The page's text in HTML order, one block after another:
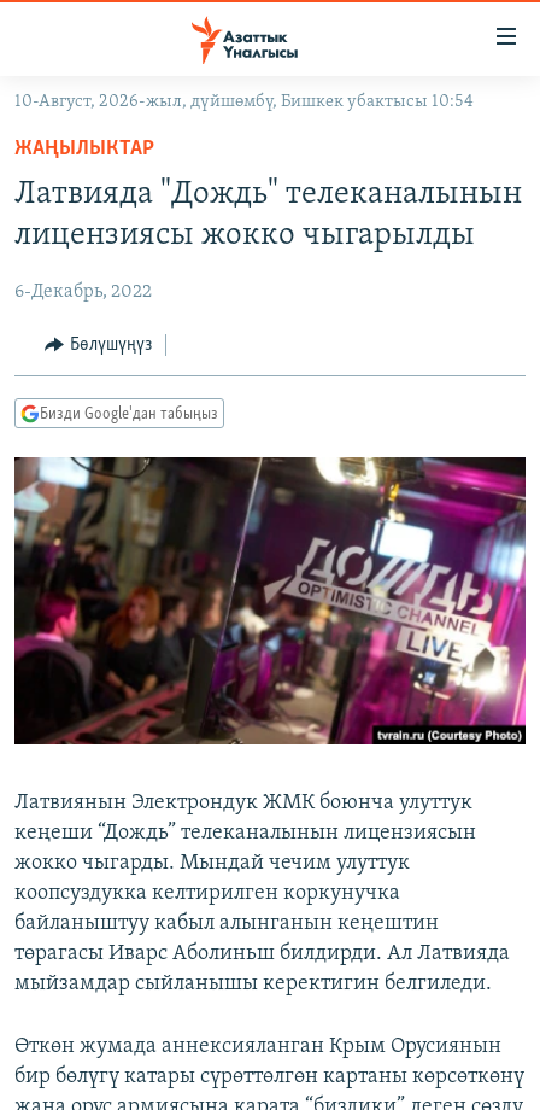
Навигацияга
өтүңүз
Издөөгө
салыңыз
ЭКОНОМИКА
МАДАНИЯТ
БОРБОР АЗИЯ
АТАЙЫН ИЛИКТӨӨ
ТВ ПРОГРАММАЛАР
ЭКСПЕРТТЕР ТАЛДАЙТ
БИЗ ЖАНА ДҮЙНӨ
ДАНИСТЕ
ЭЖЕ-СИҢДИЛЕР
АЗАТТЫК+
ЫҢГАЙСЫЗ СУРООЛОР
ӨЗГӨЧӨ ПИКИР
Русский
ОНЛАЙН ШЕРИНЕ
ЭЕ/АРнун бардык сайттары
10-Август, 2026-жыл, дүйшөмбү, Бишкек убактысы 10:54
ЖАҢЫЛЫКТАР
Латвияда "Дождь" телеканалынын
лицензиясы жокко чыгарылды
6-Декабрь, 2022
Бөлүшүңүз
Бизди Google'дан табыңыз
Латвиянын Электрондук ЖМК боюнча улуттук
кеңеши “Дождь” телеканалынын лицензиясын
жокко чыгарды. Мындай чечим улуттук
коопсуздукка келтирилген коркунучка
байланыштуу кабыл алынганын кеңештин
төрагасы Иварс Аболиньш билдирди. Ал Латвияда
мыйзамдар сыйланышы керектигин белгиледи.
Өткөн жумада аннексияланган Крым Орусиянын
бир бөлүгү катары сүрөттөлгөн картаны көрсөткөнү